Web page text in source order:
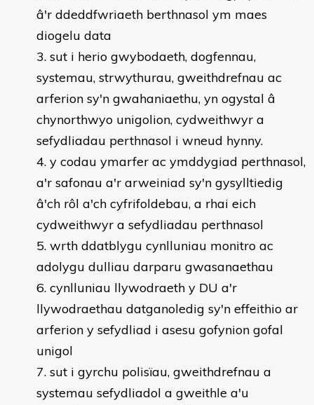
â'r ddeddfwriaeth berthnasol ym maes
diogelu data
sut i herio gwybodaeth, dogfennau,
systemau, strwythurau, gweithdrefnau ac
arferion sy'n gwahaniaethu, yn ogystal â
chynorthwyo unigolion, cydweithwyr a
sefydliadau perthnasol i wneud hynny.
y codau ymarfer ac ymddygiad perthnasol,
a'r safonau a'r arweiniad sy'n gysylltiedig
â'ch rôl a'ch cyfrifoldebau, a rhai eich
cydweithwyr a sefydliadau perthnasol
wrth ddatblygu cynlluniau monitro ac
adolygu dulliau darparu gwasanaethau
cynlluniau llywodraeth y DU a'r
llywodraethau datganoledig sy'n effeithio ar
arferion y sefydliad i asesu gofynion gofal
unigol
sut i gyrchu polisïau, gweithdrefnau a
systemau sefydliadol a gweithle a'u